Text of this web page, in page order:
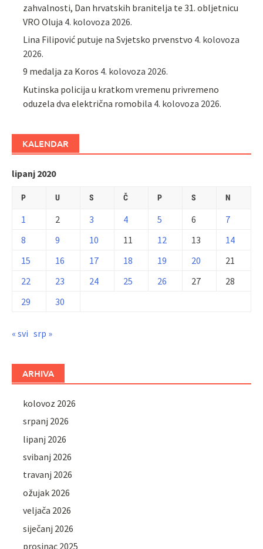
zahvalnosti, Dan hrvatskih branitelja te 31. obljetnicu
VRO Oluja 4. kolovoza 2026.
Lina Filipović putuje na Svjetsko prvenstvo 4. kolovoza
2026.
9 medalja za Koros 4. kolovoza 2026.
Kutinska policija u kratkom vremenu privremeno
oduzela dva električna romobila 4. kolovoza 2026.
KALENDAR
lipanj 2020
P U S Č P S N
1 2 3 4 5 6
7
8
9 10 11 12 13
14
15
16 17 18 19 20
21
22
23 24 25 26 27
28
29
30
« svi srp »
ARHIVA
kolovoz 2026
srpanj 2026
lipanj 2026
svibanj 2026
travanj 2026
ožujak 2026
veljača 2026
siječanj 2026
prosinac 2025